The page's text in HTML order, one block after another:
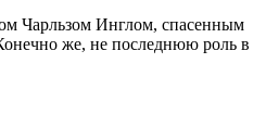
Чарльзом Инглом, спасенным
же, не последнюю роль в